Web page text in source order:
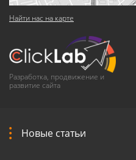
Найти нас на карте
Разработка, продвижение и
развитие сайта
Новые статьи